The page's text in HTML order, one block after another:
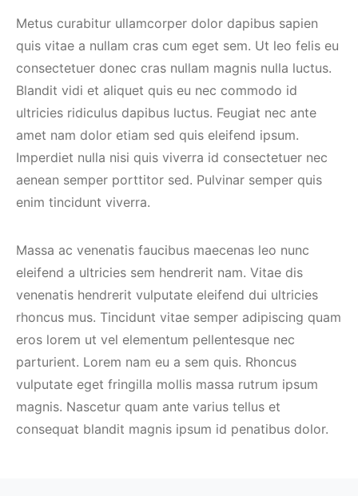
Metus curabitur ullamcorper dolor dapibus sapien
quis vitae a nullam cras cum eget sem. Ut leo felis eu
consectetuer donec cras nullam magnis nulla luctus.
Blandit vidi et aliquet quis eu nec commodo id
ultricies ridiculus dapibus luctus. Feugiat nec ante
amet nam dolor etiam sed quis eleifend ipsum.
Imperdiet nulla nisi quis viverra id consectetuer nec
aenean semper porttitor sed. Pulvinar semper quis
enim tincidunt viverra.
Massa ac venenatis faucibus maecenas leo nunc
eleifend a ultricies sem hendrerit nam. Vitae dis
venenatis hendrerit vulputate eleifend dui ultricies
rhoncus mus. Tincidunt vitae semper adipiscing quam
eros lorem ut vel elementum pellentesque nec
parturient. Lorem nam eu a sem quis. Rhoncus
vulputate eget fringilla mollis massa rutrum ipsum
magnis. Nascetur quam ante varius tellus et
consequat blandit magnis ipsum id penatibus dolor.